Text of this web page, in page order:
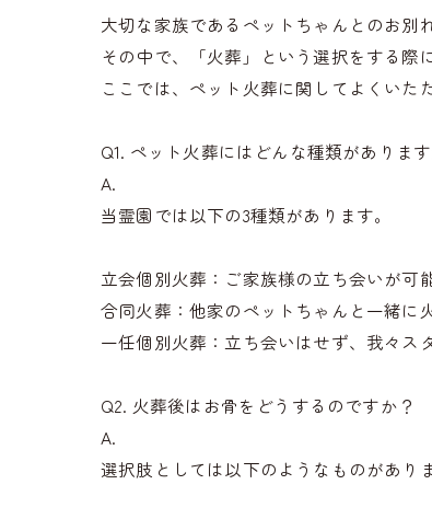
大切な家族であるペットちゃんとのお別
その中で、「火葬」という選択をする
ここでは、ペット火葬に関してよくいた
Q1. ペット火葬にはどんな種類があります
A.
当霊園では以下の3種類があります。
立会個別火葬：ご家族様の立ち会いが可
合同火葬：他家のペットちゃんと一緒に
一任個別火葬：立ち会いはせず、我々ス
Q2. 火葬後はお骨をどうするのですか？
A.
選択肢としては以下のようなものがありま